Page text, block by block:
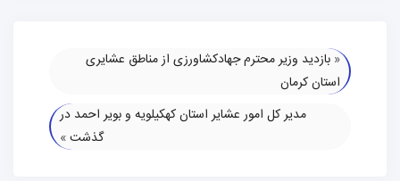
« بازدید وزیر محترم جهادکشاورزی از مناطق عشایری
استان کرمان
مدیر کل امور عشایر استان کهکیلویه و بویر احمد در
گذشت»